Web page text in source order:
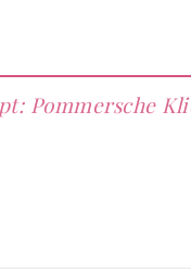
Pommersche